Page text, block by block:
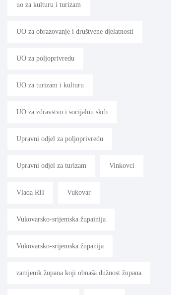
uo za kulturu i turizam
UO za obrazovanje i društvene djelatnosti
UO za poljoprivredu
UO za turizam i kulturu
UO za zdravstvo i socijalnu skrb
Upravni odjel za poljoprivredu
Upravni odjel za turizam Vinkovci
Vlada RH Vukovar
Vukovarsko-srijemska župainija
Vukovarsko-srijemska županija
zamjenik župana koji obnaša dužnost župana